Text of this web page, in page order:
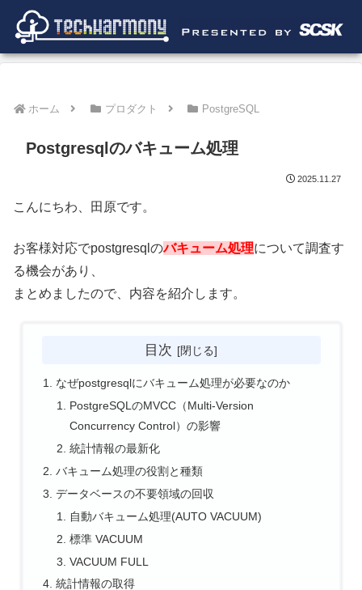
ホーム プロダクト PostgreSQL
Postgresqlのバキューム処理
2025.11.27
こんにちわ、田原です。
お客様対応でpostgresqlのバキューム処理について調査す
る機会があり、
まとめましたので、内容を紹介します。
目次
なぜpostgresqlにバキューム処理が必要なのか
PostgreSQLのMVCC（Multi-Version
Concurrency Control）の影響
統計情報の最新化
バキューム処理の役割と種類
データベースの不要領域の回収
自動バキューム処理(AUTO VACUUM)
標準 VACUUM
VACUUM FULL
統計情報の取得